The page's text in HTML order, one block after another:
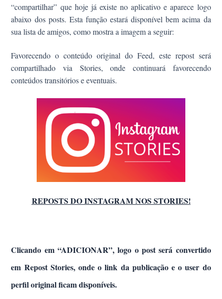
“compartilhar” que hoje já existe no aplicativo e aparece logo
abaixo dos posts. Esta função estará disponível bem acima da
sua lista de amigos, como mostra a imagem a seguir:
Favorecendo o conteúdo original do Feed, este repost será
compartilhado via Stories, onde continuará favorecendo
conteúdostransitóriose eventuais.
REPOSTS DO INSTAGRAM NOS STORIES!
Clicando em “ADICIONAR”, logo o post será convertido
em Repost Stories, onde o link da publicação e o user do
perfil original ficamdisponíveis.